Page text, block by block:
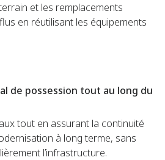
et les remplacements
en réutilisant les équipements
de possession tout au long du
tout en assurant la continuité
à long terme, sans
l’infrastructure.